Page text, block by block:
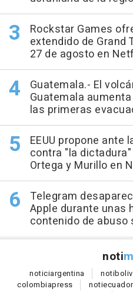
Rockstar Games
extendido de Grand
27 de agosto en
Guatemala.- El
Guatemala
las primeras
EEUU propone ante
contra "la
Ortega y Murillo en
Telegram
Apple durante unas
contenido de
noti
noticiargentina noti
colombiapress notiecuador